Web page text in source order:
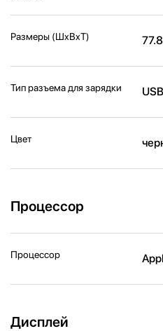
Размеры (ШxВxТ)
Тип разъема для зарядки
Цвет
Процессор
Процессор
Дисплей